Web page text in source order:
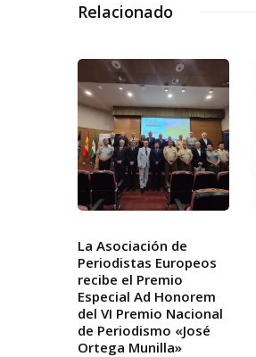
Relacionado
La Asociación de
Periodistas Europeos
recibe el Premio
Especial Ad Honorem
del VI Premio Nacional
de Periodismo «José
Ortega Munilla»